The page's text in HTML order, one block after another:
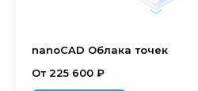
nanoCAD Облака точек
От 225 600 ₽